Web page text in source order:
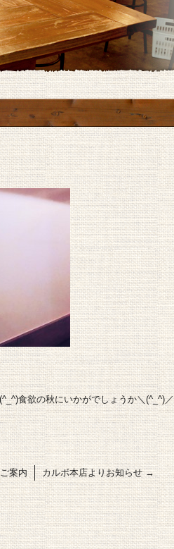
食欲の秋にいかがでしょうか＼(^_^)／
案内 カルボ本店よりお知らせ→